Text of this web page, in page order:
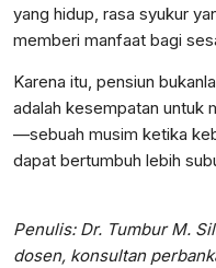
yang hidup, rasa syukur
memberi manfaat bagi
Karena itu, pensiun
adalah kesempatan untuk
—sebuah musim ketika
dapat bertumbuh lebih
Penulis: Dr. Tumbur M.
dosen, konsultan